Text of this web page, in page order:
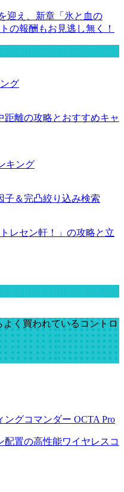
迎え、新章「氷と血の
の報酬もお見逃し無く！
グ
距離の攻略とおすすめキャ
キング
子＆完凸絞り込み検索
レセン軒！」の攻略と立
よく買われているコントロ
グコマンダー OCTA Pro
置の高性能ワイヤレスコ